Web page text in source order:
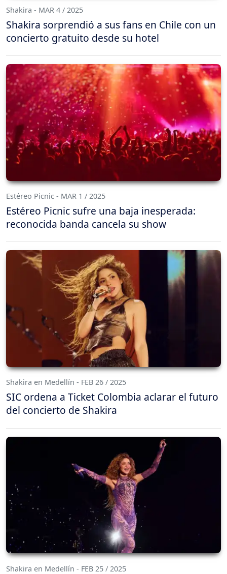
Shakira - MAR 4 / 2025
Shakira sorprendió a sus fans en Chile con un
concierto gratuito desde su hotel
Estéreo Picnic - MAR 1 / 2025
Estéreo Picnic sufre una baja inesperada:
reconocida banda cancela su show
Shakira en Medellín - FEB 26 / 2025
SIC ordena a Ticket Colombia aclarar el futuro
del concierto de Shakira
Shakira en Medellín - FEB 25 / 2025